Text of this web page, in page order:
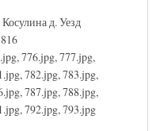
д. Уезд
776.jpg, 777.jpg,
782.jpg, 783.jpg,
787.jpg, 788.jpg,
792.jpg, 793.jpg